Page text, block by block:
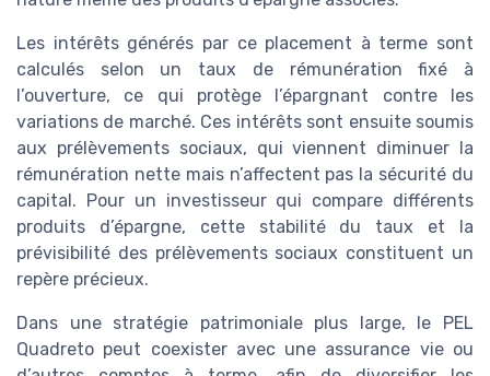
Les intérêts générés par ce placement à terme sont
calculés selon un taux de rémunération fixé à
l’ouverture, ce qui protège l’épargnant contre les
variations de marché. Ces intérêts sont ensuite soumis
aux prélèvements sociaux, qui viennent diminuer la
rémunération nette mais n’affectent pas la sécurité du
capital. Pour un investisseur qui compare différents
produits d’épargne, cette stabilité du taux et la
prévisibilité des prélèvements sociaux constituent un
repère précieux.
Dans une stratégie patrimoniale plus large, le PEL
Quadreto peut coexister avec une assurance vie ou